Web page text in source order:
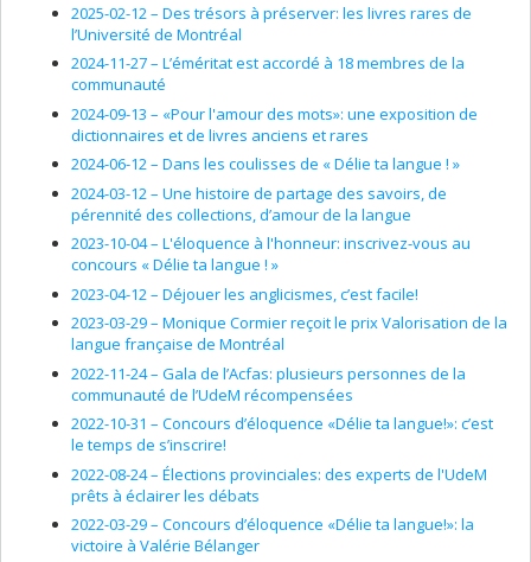
2025-02-12 – Des trésors à préserver: les livres rares de
l’Université de Montréal
2024-11-27 – L’éméritat est accordé à 18 membres de la
communauté
2024-09-13 – «Pour l'amour des mots»: une exposition de
dictionnaires et de livres anciens et rares
2024-06-12 – Dans les coulisses de « Délie ta langue ! »
2024-03-12 – Une histoire de partage des savoirs, de
pérennité des collections, d’amour de la langue
2023-10-04 – L'éloquence à l'honneur: inscrivez-vous au
concours « Délie ta langue ! »
2023-04-12 – Déjouer les anglicismes, c’est facile!
2023-03-29 – Monique Cormier reçoit le prix Valorisation de la
langue française de Montréal
2022-11-24 – Gala de l’Acfas: plusieurs personnes de la
communauté de l’UdeM récompensées
2022-10-31 – Concours d’éloquence «Délie ta langue!»: c’est
le temps de s’inscrire!
2022-08-24 – Élections provinciales: des experts de l'UdeM
prêts à éclairer les débats
2022-03-29 – Concours d’éloquence «Délie ta langue!»: la
victoire à Valérie Bélanger